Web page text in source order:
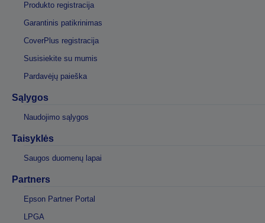
Produkto registracija
Garantinis patikrinimas
CoverPlus registracija
Susisiekite su mumis
Pardavėjų paieška
Sąlygos
Naudojimo sąlygos
Taisyklės
Saugos duomenų lapai
Partners
Epson Partner Portal
LPGA